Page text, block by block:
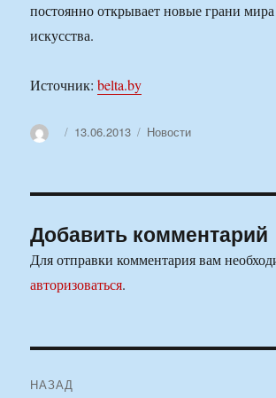
постоянно открывает новые грани
искусства.
Источник:belta.by
АвторОпубликовано
13.06.2013 Рубрики
Новости
Добавить комментарий
Для отправки комментария вам
авторизоваться.
НАЗАД